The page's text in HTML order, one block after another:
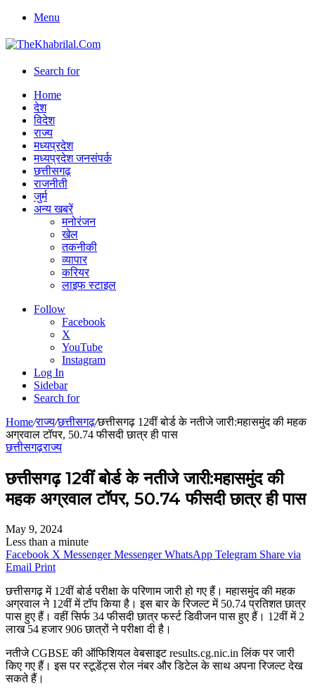
Menu
Search for
Home
देश
विदेश
राज्य
मध्यप्रदेश
मध्यप्रदेश जनसंपर्क
छत्तीसगढ़
राजनीती
जुर्म
अन्य खबरें
मनोरंजन
खेल
तकनीकी
व्यापार
करियर
लाइफ स्टाइल
Follow
Facebook
X
YouTube
Instagram
Log In
Sidebar
Search for
Home/राज्य/छत्तीसगढ़/छत्तीसगढ़ 12वीं बोर्ड के नतीजे जारी:महासमुंद की महक
अग्रवाल टॉपर, 50.74 फीसदी छात्र ही पास
छत्तीसगढ़राज्य
छत्तीसगढ़ 12वीं बोर्ड के नतीजे जारी:महासमुंद की
महक अग्रवाल टॉपर, 50.74 फीसदी छात्र ही पास
May 9, 2024
Less than a minute
Facebook X Messenger Messenger WhatsApp Telegram Share via
Email Print
छत्तीसगढ़ में 12वीं बोर्ड परीक्षा के परिणाम जारी हो गए हैं। महासमुंद की महक
अग्रवाल ने 12वीं में टॉप किया है। इस बार के रिजल्ट में 50.74 प्रतिशत छात्र
पास हुए हैं। वहीं सिर्फ 34 फीसदी छात्र फर्स्ट डिवीजन पास हुए हैं। 12वीं में 2
लाख 54 हजार 906 छात्रों ने परीक्षा दी है।
नतीजे CGBSE की ऑफिशियल वेबसाइट results.cg.nic.in लिंक पर जारी
किए गए हैं। इस पर स्टूडेंट्स रोल नंबर और डिटेल के साथ अपना रिजल्ट देख
सकते हैं।